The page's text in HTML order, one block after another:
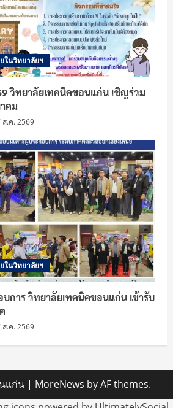
ในวิทยาลัยฯ
วิทยาลัยเทคนิคขอนแก่น เชิญร่วม
คม
ส.ค. 2569
ในวิทยาลัยฯ
การ วิทยาลัยเทคนิคขอนแก่น เข้ารับ
ส.ค. 2569
แก่น | MoreNews by AF themes.